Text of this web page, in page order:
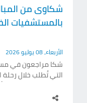
شكاوى من
بالمستشفيات
الأربعاء، 08 يوليو 2026
شكا مراجعون في
التي تُطلب خلال
مستهدفون من قِبَل
ويعرّضهم إلى تحمل